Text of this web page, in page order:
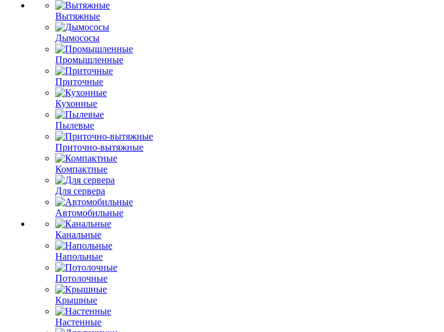
Вытяжные
Дымососы
Промышленные
Приточные
Кухонные
Пылевые
Приточно-вытяжные
Компактные
Для сервера
Автомобильные
Канальные
Напольные
Потолочные
Крышные
Настенные